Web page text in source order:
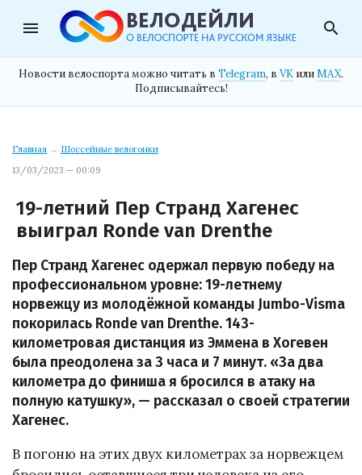
menu search
Новости велоспорта можно читать в Telegram, в VK илиMAX.
Подписывайтесь!
Главная → Шоссейные велогонки
13/03/2023 — 00:09
19-летний Пер Странд Хагенес
выиграл Ronde van Drenthe
Пер Странд Хагенес одержал первую победу на
профессиональном уровне: 19-летнему
норвежцу из молодёжной команды Jumbo-Visma
покорилась Ronde van Drenthe. 143-
километровая дистанция из Эммена в Хогевен
была преодолена за 3 часа и 7 минут. «За два
километра до финиша я бросился в атаку на
полную катушку», — рассказал о своей стратегии
Хагенес.
В погоню на этих двух километрах за норвежцем